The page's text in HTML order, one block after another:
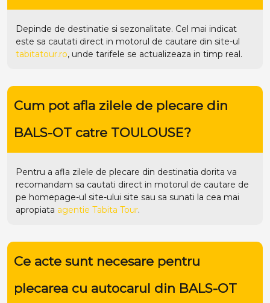
Depinde de destinatie si sezonalitate. Cel mai indicat
este sa cautati direct in motorul de cautare din site-ul
tabitatour.ro, unde tarifele se actualizeaza in timp real.
Cum pot afla zilele de plecare din
BALS-OT catre TOULOUSE?
Pentru a afla zilele de plecare din destinatia dorita va
recomandam sa cautati direct in motorul de cautare de
pe homepage-ul site-ului site sau sa sunati la cea mai
apropiata agentie Tabita Tour.
Ce acte sunt necesare pentru
plecarea cu autocarul din BALS-OT